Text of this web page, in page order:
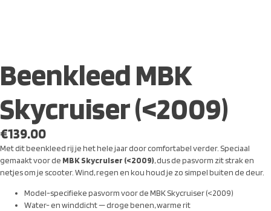
Beenkleed MBK
Skycruiser (<2009)
€139.00
Met dit beenkleed rij je het hele jaar door comfortabel verder. Speciaal
gemaakt voor de MBK Skycruiser (<2009), dus de pasvorm zit strak en
netjes om je scooter. Wind, regen en kou houd je zo simpel buiten de deur.
Model-specifieke pasvorm voor de MBK Skycruiser (<2009)
Water- en winddicht — droge benen, warme rit